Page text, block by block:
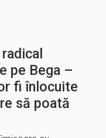
pe Bega –
fi înlocuite
să poată